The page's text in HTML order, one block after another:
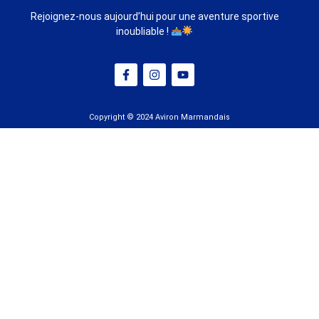
Rejoignez-nous aujourd’hui pour une aventure sportive
inoubliable !
Copyright © 2024 Aviron Marmandais